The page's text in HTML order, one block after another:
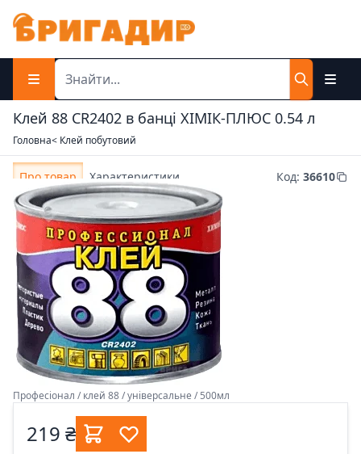
Клей 88 CR2402 в банці ХІМІК-ПЛЮС 0.54 л
Головна< Клей побутовий
Про товар Характеристики Код: 36610
Професіонал / клей 88 / універсальне / 500мл
219 ₴